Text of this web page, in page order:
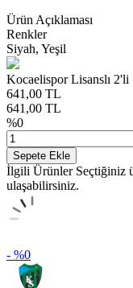
Ürün Açıklaması
Renkler
Siyah, Yeşil
Kocaelispor Lisanslı 2'li
641,00 TL
641,00 TL
%0
Sepete Ekle
İlgili Ürünler Seçtiğiniz
ulaşabilirsiniz.
- %0